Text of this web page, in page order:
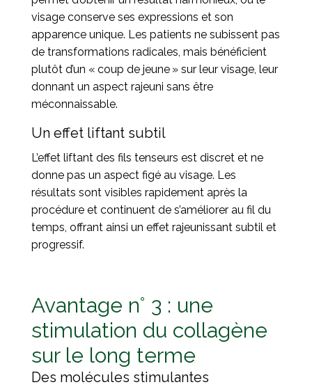
visage conserve ses expressions et son
apparence unique. Les patients ne subissent pas
de transformations radicales, mais bénéficient
plutôt d’un « coup de jeune » sur leur visage, leur
donnant un aspect rajeuni sans être
méconnaissable.
Un effet liftant subtil
L’effet liftant des fils tenseurs est discret et ne
donne pas un aspect figé au visage. Les
résultats sont visibles rapidement après la
procédure et continuent de s’améliorer au fil du
temps, offrant ainsi un effet rajeunissant subtil et
progressif.
Avantage n° 3 : une
stimulation du collagène
sur le long terme
Des molécules stimulantes